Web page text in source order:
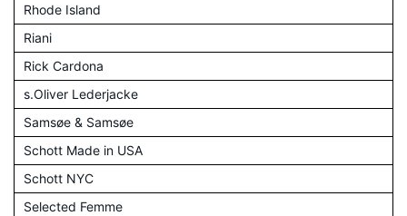
Rhode Island
Riani
Rick Cardona
s.Oliver Lederjacke
Samsøe & Samsøe
Schott Made in USA
Schott NYC
Selected Femme